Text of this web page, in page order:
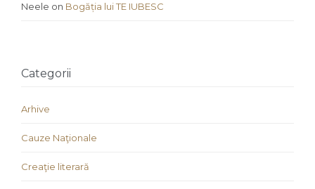
Neele on Bogăția lui TE IUBESC
Categorii
Arhive
Cauze Naţionale
Creaţie literară